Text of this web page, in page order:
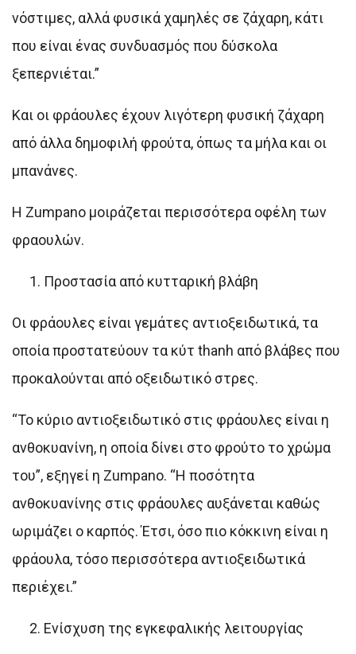
νόστιμες, αλλά φυσικά χαμηλές σε ζάχαρη, κάτι
που είναι ένας συνδυασμός που δύσκολα
ξεπερνιέται.”
Και οι φράουλες έχουν λιγότερη φυσική ζάχαρη
από άλλα δημοφιλή φρούτα, όπως τα μήλα και οι
μπανάνες.
Η Zumpano μοιράζεται περισσότερα οφέλη των
φραουλών.
Προστασία από κυτταρική βλάβη
Οι φράουλες είναι γεμάτες αντιοξειδωτικά, τα
οποία προστατεύουν τα κύτ thanh από βλάβες που
προκαλούνται από οξειδωτικό στρες.
“Το κύριο αντιοξειδωτικό στις φράουλες είναι η
ανθοκυανίνη, η οποία δίνει στο φρούτο το χρώμα
του”, εξηγεί η Zumpano. “Η ποσότητα
ανθοκυανίνης στις φράουλες αυξάνεται καθώς
ωριμάζει ο καρπός. Έτσι, όσο πιο κόκκινη είναι η
φράουλα, τόσο περισσότερα αντιοξειδωτικά
περιέχει.”
Ενίσχυση της εγκεφαλικής λειτουργίας